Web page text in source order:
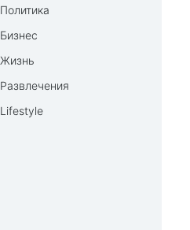
Политика
Бизнес
Жизнь
Развлечения
Lifestyle